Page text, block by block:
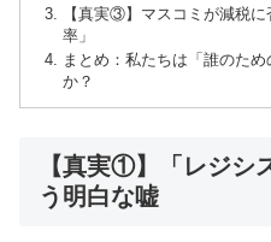
【真実③】マスコミが減税
率」
まとめ：私たちは「誰のた
か？
【真実①】「レジシ
う明白な嘘